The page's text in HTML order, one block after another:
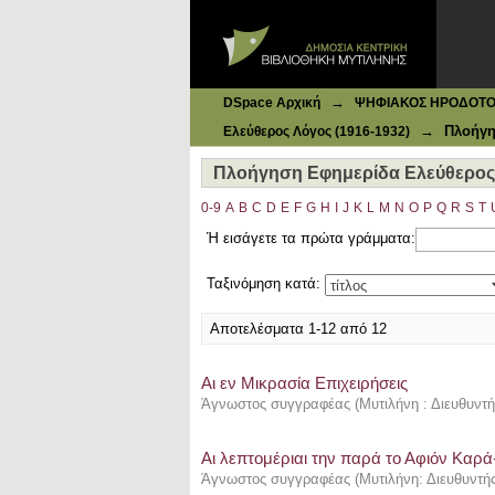
DSpace Αρχική → ΨΗΦΙΑΚΟΣ ΗΡΟΔΟΤΟΣ:
Ελεύθερος Λόγος (1916-1932)
→
Πλοήγηση Εφημερίδα
0-9 A B C D E F G H J K L M N O P Q R S T
Ή εισάγετε τα πρώτα γράμματα:
Ταξινόμηση κατά:
Αποτελέσματα 1-12 από 12
Αι εν Μικρασία Επιχειρήσεις
Άγνωστος συγγραφέας (Μυτιλήνη :
Αι λεπτομέριαι την παρά το Αφιόν
Άγνωστος συγγραφέας (Μυτιλήνη: